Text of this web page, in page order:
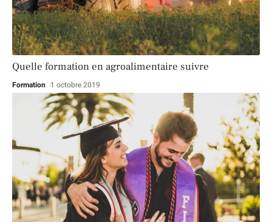
Quelle formation en agroalimentaire suivre
Formation 1 octobre 2019